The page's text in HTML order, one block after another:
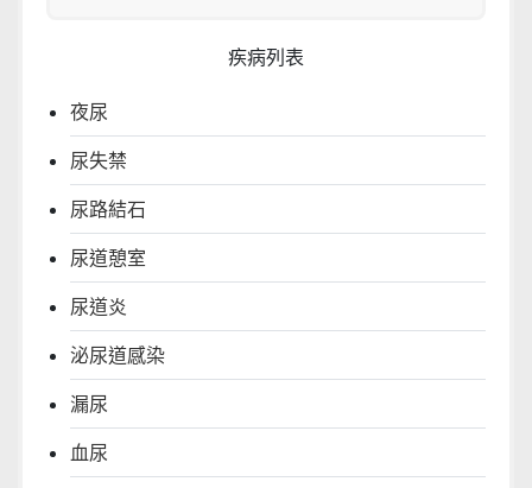
疾病列表
夜尿
尿失禁
尿路結石
尿道憩室
尿道炎
泌尿道感染
漏尿
血尿